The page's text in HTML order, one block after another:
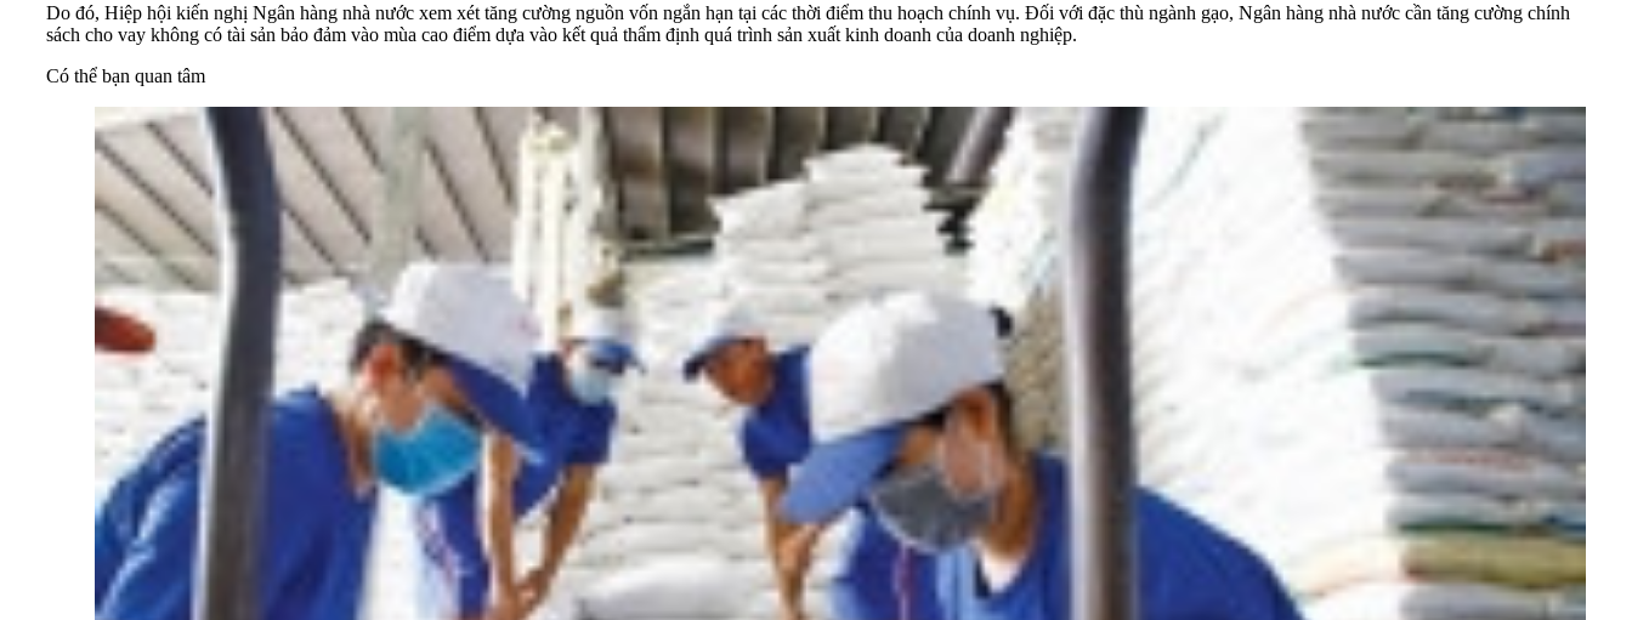
Do đó, Hiệp hội kiến nghị Ngân hàng nhà nước xem xét tăng cường nguồn vốn ngắn hạn tại các thời điểm thu hoạch chính vụ. Đối với đặc thù ngành gạo, Ngân hàng nhà nước cần tăng cường chính
sách cho vay không có tài sản bảo đảm vào mùa cao điểm dựa vào kết quả thẩm định quá trình sản xuất kinh doanh của doanh nghiệp.
Có thể bạn quan tâm